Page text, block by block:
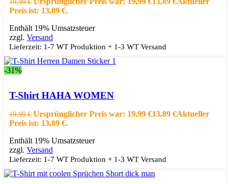
Preis ist: 13,89 €.
Enthält 19% Umsatzsteuer
zzgl. Versand
Lieferzeit: 1-7 WT Produktion + 1-3 WT Versand
-31%
Schnellansicht
T-Shirt HAHA WOMEN
19,99€ Ursprünglicher Preis war: 19,99 €13,89 €Aktueller
Preis ist: 13,89 €.
Enthält 19% Umsatzsteuer
zzgl. Versand
Lieferzeit: 1-7 WT Produktion + 1-3 WT Versand